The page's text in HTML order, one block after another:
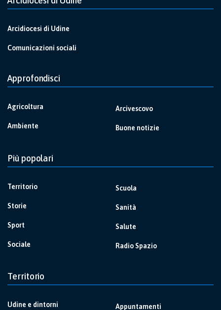
Arcidiocesi di Udine
Comunicazioni sociali
Approfondisci
Agricoltura
Ambiente
Arcivescovo
Buone notizie
Più popolari
Territorio
Storie
Sport
Sociale
Scuola
Sanità
Salute
Radio Spazio
Territorio
Udine e dintorni Appuntamenti